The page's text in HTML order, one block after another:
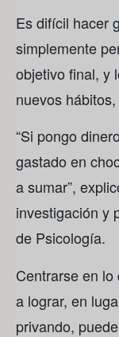
Es difícil hacer
simplemente
objetivo final, y
nuevos
“Si pongo
gastado en
a sumar”,
investigación y
de Psicología.
Centrarse en
a lograr, en
privando,